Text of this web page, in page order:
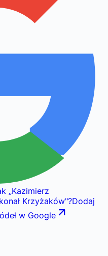
„Kazimierz
Krzyżaków"?Dodaj
w Google